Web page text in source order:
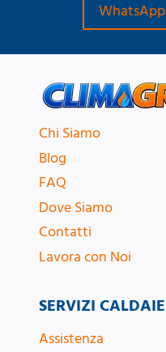
WhatsApp
Chi Siamo
Blog
FAQ
Dove Siamo
Contatti
Lavora con Noi
SERVIZI CALDAIE
Assistenza